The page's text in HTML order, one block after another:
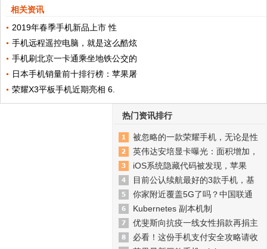
相关资讯
2019年春季手机新品上市 性
手机远程遥控电脑，就是这么酷炫
手机刷北京一卡通乘坐地铁公交的
日本手机销量前十排行榜：苹果屠
荣耀X3平板手机近期亮相 6.
热门资讯排行
被忽略的一款荣耀手机，无论是性
英伟达安培显卡曝光：面积增加，
iOS系统隐藏代码被发现，苹果
目前公认续航最好的3款手机，基
你家附近覆盖5G了吗？中国联通
Kubernetes 副本机制
优斐斯向抗疫一线女性捐款再捐主
必看！这份手机支付安全攻略请收